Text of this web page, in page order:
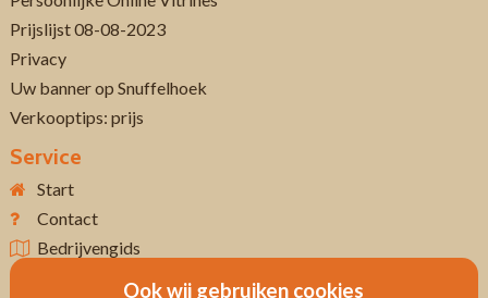
Prijslijst 08-08-2023
Privacy
Uw banner op Snuffelhoek
Verkooptips: prijs
Service
Start
Contact
Bedrijvengids
Ook wij gebruiken cookies